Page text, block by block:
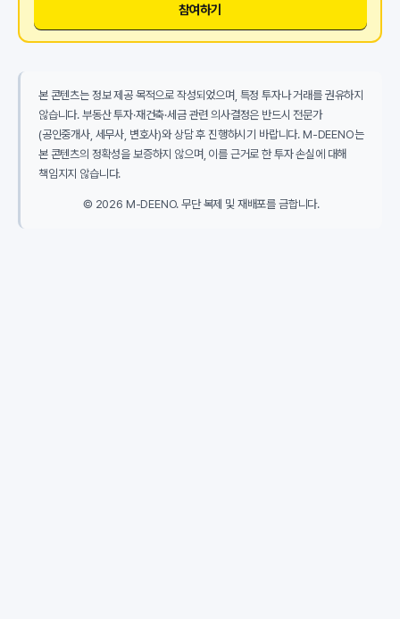
참여하기
본 콘텐츠는 정보 제공 목적으로 작성되었으며, 특정 투자나 거래를 권유하지
않습니다. 부동산 투자·재건축·세금 관련 의사결정은 반드시 전문가
(공인중개사, 세무사, 변호사)와 상담 후 진행하시기 바랍니다. M-DEENO는
본 콘텐츠의 정확성을 보증하지 않으며, 이를 근거로 한 투자 손실에 대해
책임지지 않습니다.
© 2026 M-DEENO. 무단 복제 및 재배포를 금합니다.